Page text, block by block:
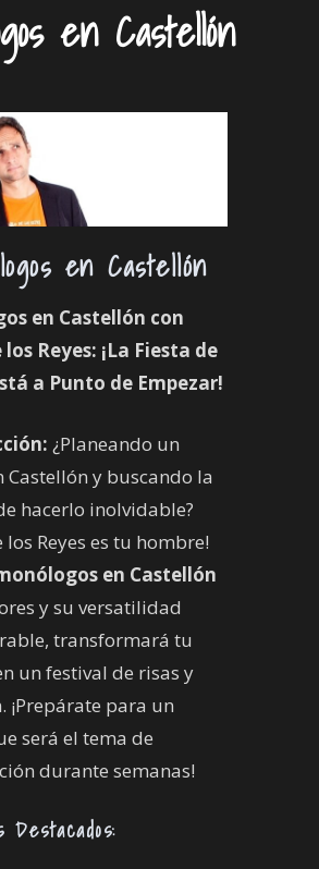
en Castellón
en Castellón
en Castellón con
los Reyes: ¡La Fiesta de
a Punto de Empezar!
¿Planeando un
Castellón y buscando la
hacerlo inolvidable?
los Reyes es tu hombre!
en Castellón
y su versatilidad
transformará tu
un festival de risas y
¡Prepárate para un
será el tema de
durante semanas!
Destacados: